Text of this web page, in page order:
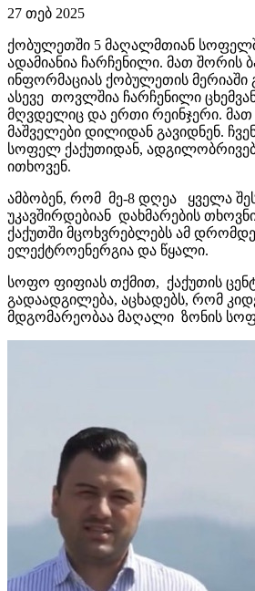
27 თებ 2025
ქობულეთში 5 მაღალმთიან
ადამიანია ჩარჩენილი. მათ შორის
ინფორმაციას ქობულეთის მერიაში
ასევე თოვლშია ჩარჩენილი
მღვდელიც და ერთი რეინჯერი.
მაშველები დილიდან გავიდნენ.
სოფელ ქაქუთიდან,
ითხოვენ.
ამბობენ, რომ მე-8 დღეა ყველა
უკავშირდებიან დახმარების
ქაქუთში მცოხვრებლებს ამ
ელექტროენერგია და წყალი.
სოფო ფიფიას თქმით, ქაქუთის
გადაადგილება, აცხადებს, რომ
მდგომარეობაა მაღალი ზონის